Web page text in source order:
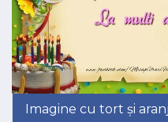
Imagine cu tort și